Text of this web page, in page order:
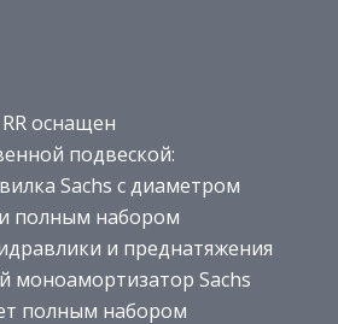
оснащен
подвеской:
Sachs с диаметром
полным набором
и преднатяжения
моноамортизатор Sachs
полным набором